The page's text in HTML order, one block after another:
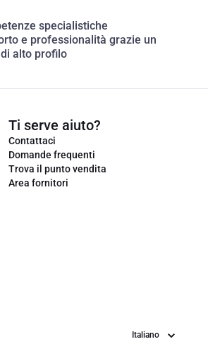
specialistiche
e professionalità grazie un
alto profilo
Ti serve aiuto?
Contattaci
Domande frequenti
Trova il punto vendita
Area fornitori
Lingua